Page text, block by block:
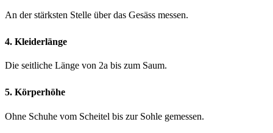
An der stärksten Stelle über das Gesäss messen.
4. Kleiderlänge
Die seitliche Länge von 2a bis zum Saum.
5. Körperhöhe
Ohne Schuhe vom Scheitel bis zur Sohle gemessen.